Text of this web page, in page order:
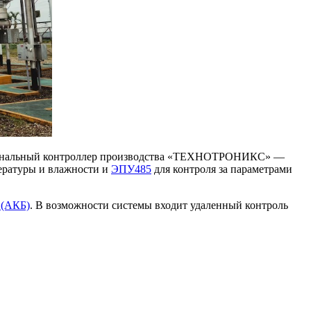
контроллер производства «ТЕХНОТРОНИКС» —
и влажности и ЭПУ485 для контроля за параметрами
(АКБ). В возможности системы входит удаленный контроль